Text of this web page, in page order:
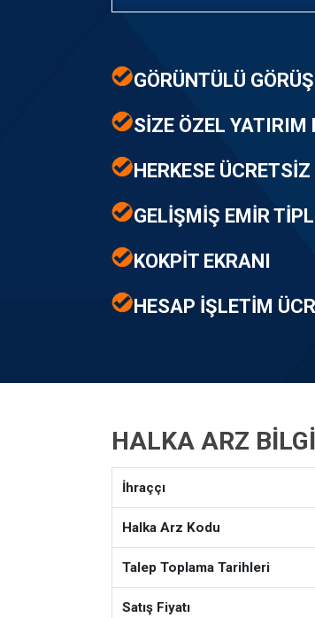
GÖRÜNTÜLÜ
SİZE ÖZEL
HERKESE
GELİŞMİŞ EMİR
KOKPİT EKRANI
HESAP İŞLETİM
HALKA ARZ
İhraççı
Halka Arz Kodu
Talep Toplama Tarihleri
Satış Fiyatı